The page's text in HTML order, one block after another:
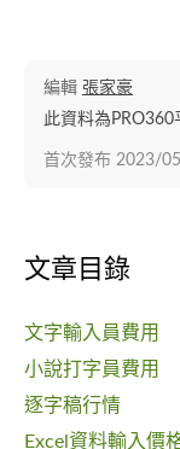
編輯 張家豪
此資料為
首次發布 2023/
文章目錄
文字輸入員費用
小說打字員費用
逐字稿行情
Excel資料輸入價